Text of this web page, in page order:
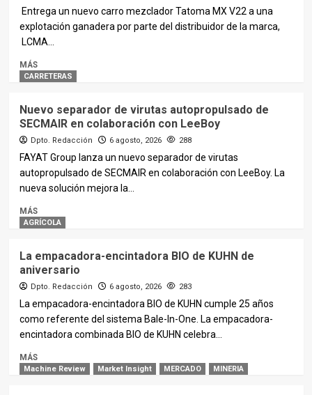
Entrega un nuevo carro mezclador Tatoma MX V22 a una
explotación ganadera por parte del distribuidor de la marca,
LCMA...
MÁS
CARRETERAS
Nuevo separador de virutas autopropulsado de
SECMAIR en colaboración con LeeBoy
Dpto. Redacción 6 agosto, 2026 288
FAYAT Group lanza un nuevo separador de virutas
autopropulsado de SECMAIR en colaboración con LeeBoy. La
nueva solución mejora la...
MÁS
AGRÍCOLA
La empacadora-encintadora BIO de KUHN de
aniversario
Dpto. Redacción 6 agosto, 2026 283
La empacadora-encintadora BIO de KUHN cumple 25 años
como referente del sistema Bale-In-One. La empacadora-
encintadora combinada BIO de KUHN celebra...
MÁS
Machine Review Market Insight MERCADO MINERIA